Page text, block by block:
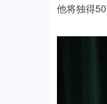
他将独得